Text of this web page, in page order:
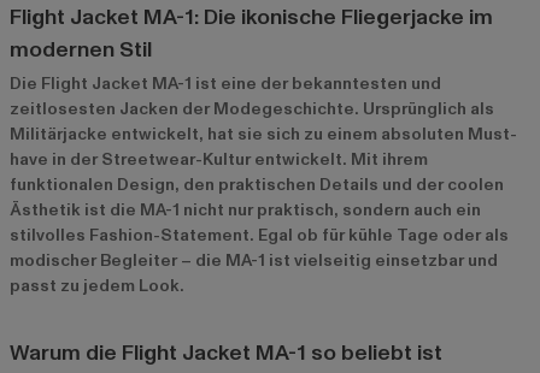
Flight Jacket MA-1: Die ikonische Fliegerjacke im
modernen Stil
Die Flight Jacket MA-1 ist eine der bekanntesten und
zeitlosesten Jacken der Modegeschichte. Ursprünglich als
Militärjacke entwickelt, hat sie sich zu einem absoluten Must-
have in der Streetwear-Kultur entwickelt. Mit ihrem
funktionalen Design, den praktischen Details und der coolen
Ästhetik ist die MA-1 nicht nur praktisch, sondern auch ein
stilvolles Fashion-Statement. Egal ob für kühle Tage oder als
modischer Begleiter – die MA-1 ist vielseitig einsetzbar und
passt zu jedem Look.
Warum die Flight Jacket MA-1 so beliebt ist